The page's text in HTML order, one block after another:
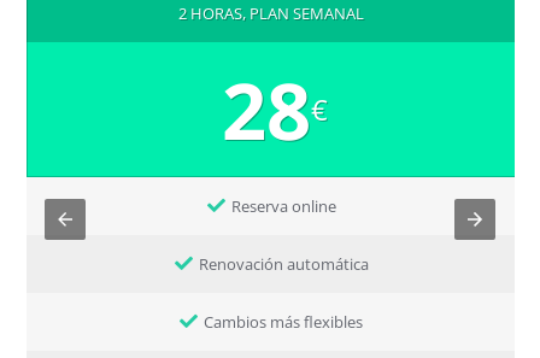
2 HORAS, PLAN SEMANAL
28€
Reserva online
Renovación automática
Cambios más flexibles